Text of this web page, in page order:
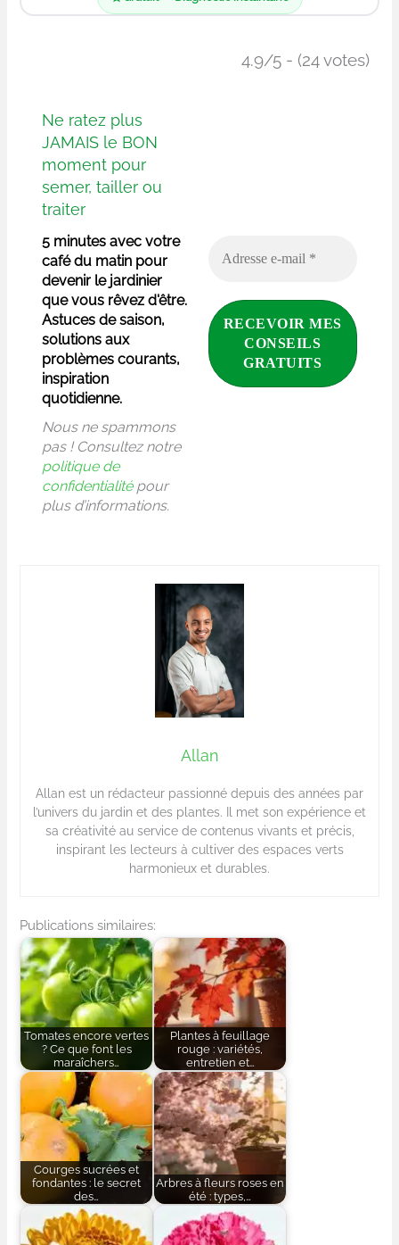
4.9/5 - (24 votes)
Ne ratez plus
JAMAIS le BON
moment pour
semer, tailler ou
traiter
5 minutes avec votre
café du matin pour
devenir le jardinier
que vous rêvez d'être.
Astuces de saison,
solutions aux
problèmes courants,
inspiration
quotidienne.
Nous ne spammons
pas ! Consultez notre
politique de
confidentialitépour
plus d’informations.
Allan
Allan est un rédacteur passionné depuis des années par
l’univers du jardin et des plantes. Il met son expérience et
sa créativité au service de contenus vivants et précis,
inspirant les lecteurs à cultiver des espaces verts
harmonieux et durables.
Publications similaires:
Tomates encore vertes
? Ce que font les
maraîchers…
Plantes à feuillage
rouge : variétés,
entretien et…
Courges sucrées et
fondantes : le secret
des…
Arbres à fleurs roses en
été : types,…